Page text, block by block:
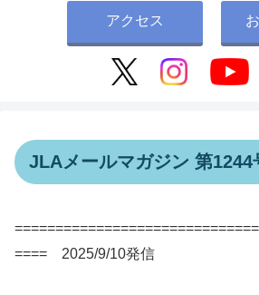
アクセス
JLAメールマガジン 第1244
==== 2025/9/10発信